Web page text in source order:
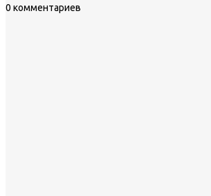
0 комментариев